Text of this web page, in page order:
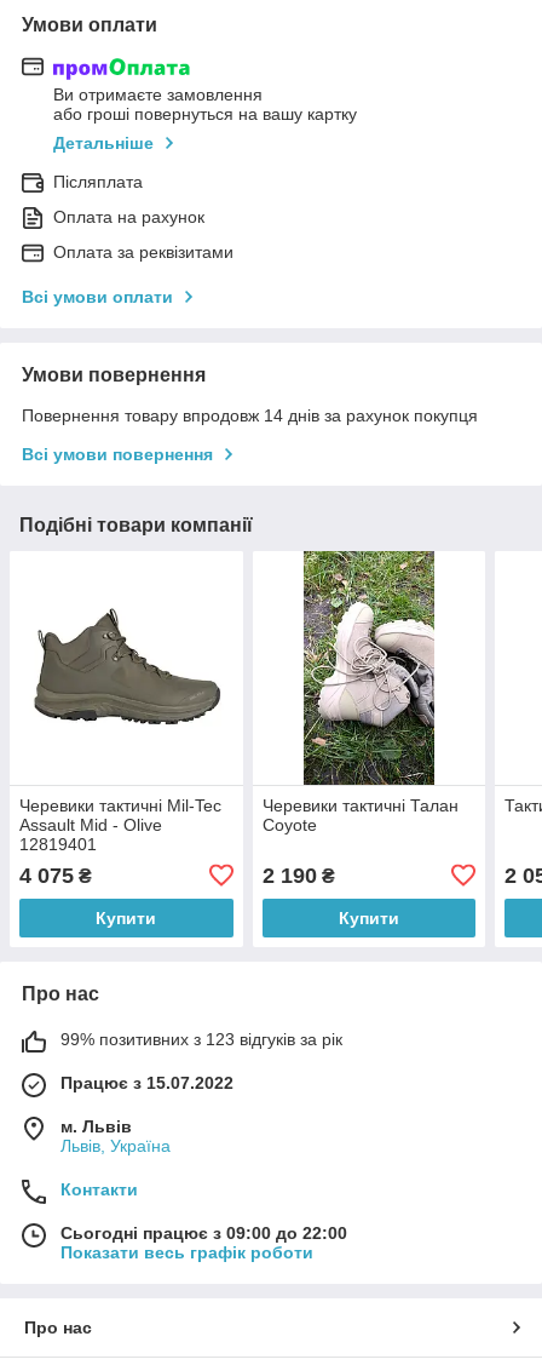
Умови оплати
Ви отримаєте замовлення
або гроші повернуться на вашу картку
Детальніше
Післяплата
Оплата на рахунок
Оплата за реквізитами
Всі умови оплати
Умови повернення
Повернення товару впродовж 14 днів за рахунок покупця
Всі умови повернення
Подібні товари компанії
Черевики тактичні Mil-Tec
Assault Mid - Olive
12819401
4 075 ₴
Купити
Черевики тактичні Талан
Coyote
2 190₴
Купити
2
Про нас
99% позитивних з 123 відгуків за рік
Працює з 15.07.2022
м. Львів
Львів, Україна
Контакти
Сьогодні працює з 09:00 до 22:00
Показати весь графік роботи
Про нас